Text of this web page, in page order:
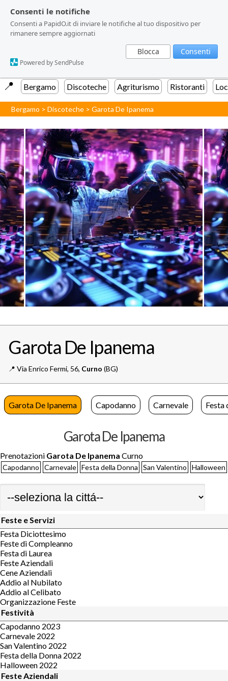
Consenti le notifiche
Consenti a PapidO.it di inviare le notifiche al tuo dispositivo per
rimanere sempre aggiornati
Blocca Consenti
Powered by SendPulse
Consenti le notifiche
Consenti a PapidO.it di inviare le notifiche al tuo dispositivo per
rimanere sempre aggiornati
Blocca Consenti
Powered by SendPulse
📍️ Bergamo Discoteche Agriturismo Ristoranti
Bergamo >Discoteche >Garota De Ipanema
Garota De Ipanema
📍️ Via Enrico Fermi, 56, Curno (BG)
Garota De Ipanema Capodanno Carnevale Festa
Garota De Ipanema
Prenotazioni Garota De Ipanema Curno
Capodanno Carnevale Festa della Donna San Valentino Halloween
Feste e Servizi
Festa Diciottesimo
Feste di Compleanno
Festa di Laurea
Feste Aziendali
Cene Aziendali
Addio al Nubilato
Addio al Celibato
Organizzazione Feste
Festività
Capodanno 2023
Carnevale 2022
San Valentino 2022
Festa della Donna 2022
Halloween 2022
Feste Aziendali